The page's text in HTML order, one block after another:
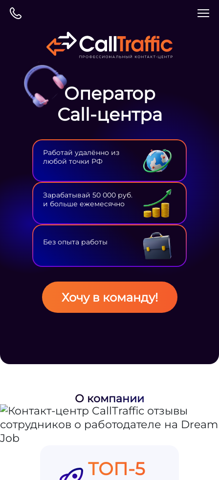
Оператор
Сall-центра
Работай удалённо из
любой точки РФ
Зарабатывай 50 000 руб.
и больше ежемесячно
Без опыта работы
Хочу в команду!
О компании
ТОП-5